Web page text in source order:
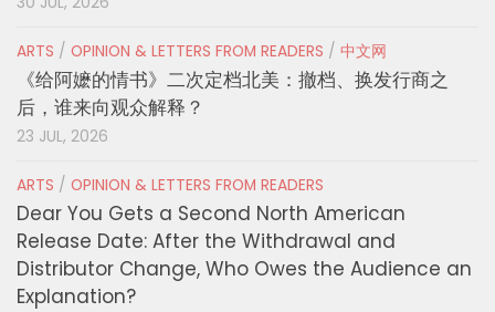
ARTS / OPINION & LETTERS FROM READERS / 中文网
《给阿嬷的情书》二次定档北美：撤档、换发行商之
后，谁来向观众解释？
23 JUL, 2026
ARTS / OPINION & LETTERS FROM READERS
Dear You Gets a Second North American
Release Date: After the Withdrawal and
Distributor Change, Who Owes the Audience an
Explanation?